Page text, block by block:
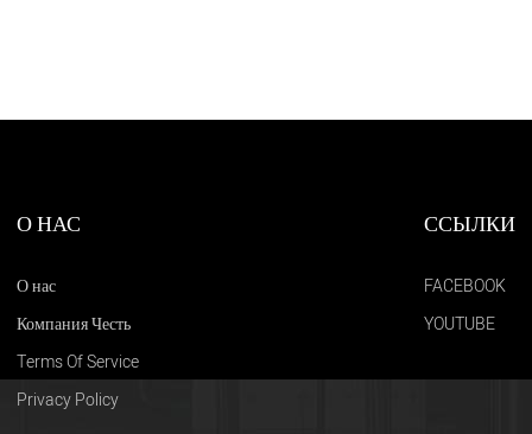
О НАС
О нас
Компания Честь
Terms Of Service
Privacy Policy
ССЫЛКИ
FACEBOOK
YOUTUBE